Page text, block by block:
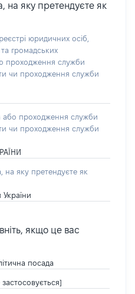
на яку претендуєте як
юридичних осіб,
громадських
проходження служби
чи проходження служби
або проходження служби
чи проходження служби
на яку претендуєте як
якщо це вас
посада